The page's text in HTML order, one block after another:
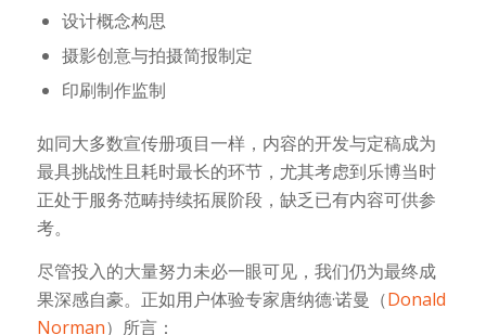
设计概念构思
摄影创意与拍摄简报制定
印刷制作监制
如同大多数宣传册项目一样，内容的开发与定稿成为
最具挑战性且耗时最长的环节，尤其考虑到乐博当时
正处于服务范畴持续拓展阶段，缺乏已有内容可供参
考。
尽管投入的大量努力未必一眼可见，我们仍为最终成
果深感自豪。正如用户体验专家唐纳德·诺曼（Donald
Norman）所言：